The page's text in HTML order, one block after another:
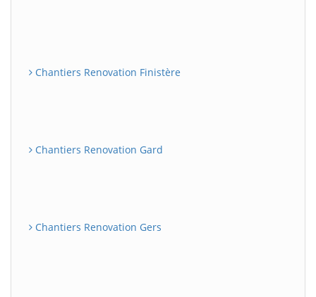
Chantiers Renovation Finistère
Chantiers Renovation Gard
Chantiers Renovation Gers